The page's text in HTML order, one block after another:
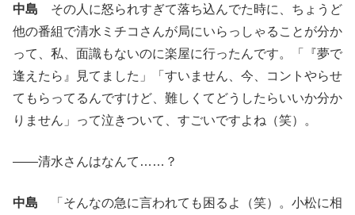
中島 その人に怒られすぎて落ち込んでた時に、ちょうど
他の番組で清水ミチコさんが局にいらっしゃることが分か
って、私、面識もないのに楽屋に行ったんです。「『夢で
逢えたら』見てました」「すいません、今、コントやらせ
てもらってるんですけど、難しくてどうしたらいいか分か
りません」って泣きついて、すごいですよね（笑）。
——清水さんはなんて……？
中島 「そんなの急に言われても困るよ（笑）。小松に相